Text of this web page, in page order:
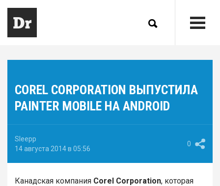
COREL CORPORATION ВЫПУСТИЛА
PAINTER MOBILE НА ANDROID
Sleepp
14 августа 2014 в 05:56
0
Канадская компания Corel Corporation, которая